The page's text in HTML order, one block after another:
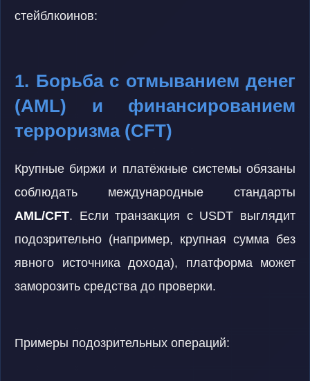
стейблкоинов:
1. Борьба с отмыванием денег
(AML) и финансированием
терроризма (CFT)
Крупные биржи и платёжные системы обязаны
соблюдать международные стандарты
AML/CFT. Если транзакция с USDT выглядит
подозрительно (например, крупная сумма без
явного источника дохода), платформа может
заморозить средства до проверки.
Примеры подозрительных операций: